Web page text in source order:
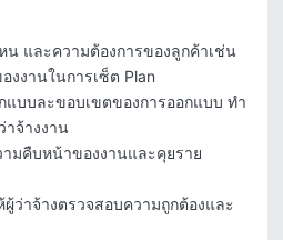
น และความต้องการของลูกค้าเช่น
งงานในการเซ็ต Plan
แบบละขอบเขตของการออกแบบ ทำ
าจ้างงาน
ามคืบหน้าของงานและคุยราย
ว่าจ้างตรวจสอบความถูกต้องและ